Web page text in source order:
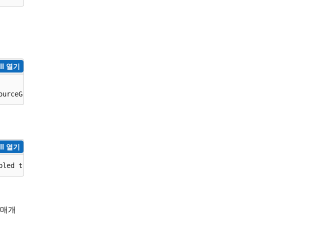
열기
ResourceGroup1/providers/Microsoft.Sql/managedInstances/
열기
true
개